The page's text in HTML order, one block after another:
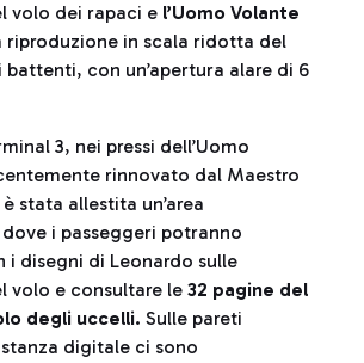
volo dei rapaci e l’Uomo Volante
riproduzione in scala ridotta del
con un’apertura alare di 6
3, nei pressi dell’Uomo
rinnovato dal Maestro
stata allestita un’area
i passeggeri potranno
i disegni di Leonardo sulle
volo e consultare le 32 pagine del
degli uccelli. Sulle pareti
digitale ci sono